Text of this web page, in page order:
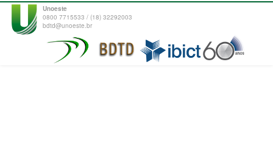
Unoeste
0800 7715533 / (18) 32292003
bdtd@unoeste.br